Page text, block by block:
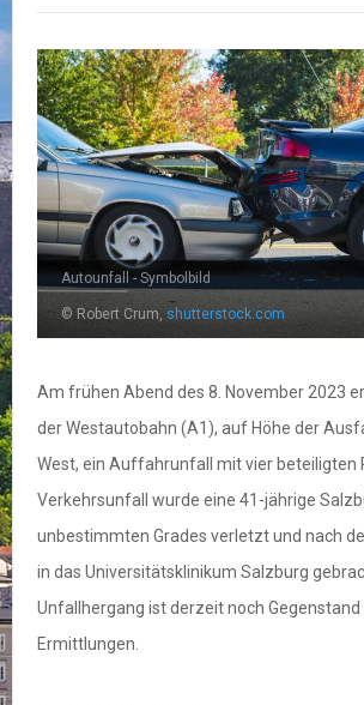
Autounfall - Symbolbild
© Robert Crum, shutterstock.com
Am frühen Abend des 8. November 2023
der Westautobahn (A1), auf Höhe der
West, ein Auffahrunfall mit vier beteiligten
Verkehrsunfall wurde eine 41-jährige
unbestimmten Grades verletzt und nach
in das Universitätsklinikum Salzburg
Unfallhergang ist derzeit noch
Ermittlungen.